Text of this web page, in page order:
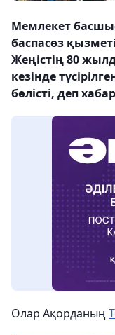
Мемлекет
баспасөз
Жеңістің 80
кезінде
бөлісті, деп
Олар Ақорданың